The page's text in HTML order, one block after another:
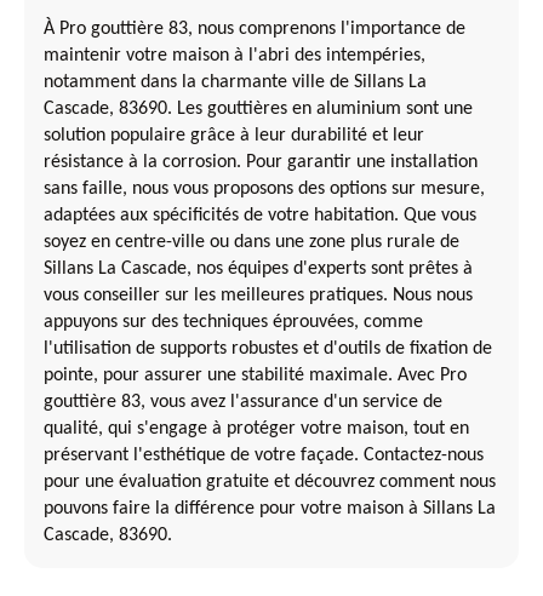
À Pro gouttière 83, nous comprenons l'importance de
maintenir votre maison à l'abri des intempéries,
notamment dans la charmante ville de Sillans La
Cascade, 83690. Les gouttières en aluminium sont une
solution populaire grâce à leur durabilité et leur
résistance à la corrosion. Pour garantir une installation
sans faille, nous vous proposons des options sur mesure,
adaptées aux spécificités de votre habitation. Que vous
soyez en centre-ville ou dans une zone plus rurale de
Sillans La Cascade, nos équipes d'experts sont prêtes à
vous conseiller sur les meilleures pratiques. Nous nous
appuyons sur des techniques éprouvées, comme
l'utilisation de supports robustes et d'outils de fixation de
pointe, pour assurer une stabilité maximale. Avec Pro
gouttière 83, vous avez l'assurance d'un service de
qualité, qui s'engage à protéger votre maison, tout en
préservant l'esthétique de votre façade. Contactez-nous
pour une évaluation gratuite et découvrez comment nous
pouvons faire la différence pour votre maison à Sillans La
Cascade, 83690.